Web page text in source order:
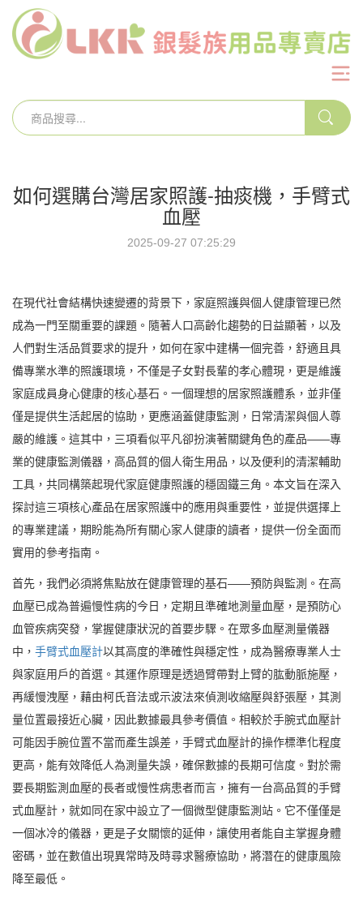
如何選購台灣居家照護-抽痰機，手臂式
血壓
2025-09-27 07:25:29
在現代社會結構快速變遷的背景下，家庭照護與個人健康管理已然
成為一門至關重要的課題。隨著人口高齡化趨勢的日益顯著，以及
人們對生活品質要求的提升，如何在家中建構一個完善，舒適且具
備專業水準的照護環境，不僅是子女對長輩的孝心體現，更是維護
家庭成員身心健康的核心基石。一個理想的居家照護體系，並非僅
僅是提供生活起居的協助，更應涵蓋健康監測，日常清潔與個人尊
嚴的維護。這其中，三項看似平凡卻扮演著關鍵角色的產品——專
業的健康監測儀器，高品質的個人衛生用品，以及便利的清潔輔助
工具，共同構築起現代家庭健康照護的穩固鐵三角。本文旨在深入
探討這三項核心產品在居家照護中的應用與重要性，並提供選擇上
的專業建議，期盼能為所有關心家人健康的讀者，提供一份全面而
實用的參考指南。
首先，我們必須將焦點放在健康管理的基石——預防與監測。在高
血壓已成為普遍慢性病的今日，定期且準確地測量血壓，是預防心
血管疾病突發，掌握健康狀況的首要步驟。在眾多血壓測量儀器
中， 手臂式血壓計以其高度的準確性與穩定性，成為醫療專業人士
與家庭用戶的首選。其運作原理是透過臂帶對上臂的肱動脈施壓，
再緩慢洩壓，藉由柯氏音法或示波法來偵測收縮壓與舒張壓，其測
量位置最接近心臟，因此數據最具參考價值。相較於手腕式血壓計
可能因手腕位置不當而產生誤差，手臂式血壓計的操作標準化程度
更高，能有效降低人為測量失誤，確保數據的長期可信度。對於需
要長期監測血壓的長者或慢性病患者而言，擁有一台高品質的手臂
式血壓計，就如同在家中設立了一個微型健康監測站。它不僅僅是
一個冰冷的儀器，更是子女關懷的延伸，讓使用者能自主掌握身體
密碼，並在數值出現異常時及時尋求醫療協助，將潛在的健康風險
降至最低。